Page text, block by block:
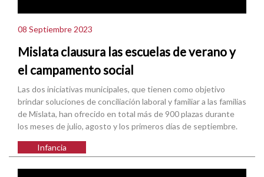
08 Septiembre 2023
Mislata clausura las escuelas de verano y
el campamento social
Las dos iniciativas municipales, que tienen como objetivo
brindar soluciones de conciliación laboral y familiar a las familias
de Mislata, han ofrecido en total más de 900 plazas durante
los meses de julio, agosto y los primeros días de septiembre.
Infancia